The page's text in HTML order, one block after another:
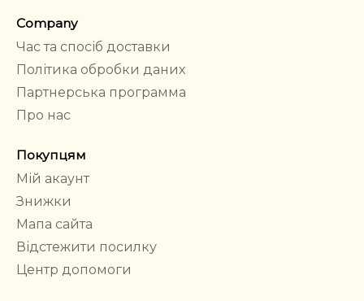
Company
Час та спосіб доставки
Політика обробки даних
Партнерська программа
Про нас
Покупцям
Мій акаунт
Знижки
Мапа сайта
Відстежити посилку
Центр допомоги